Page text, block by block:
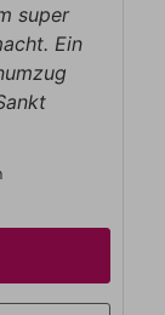
super
Ein